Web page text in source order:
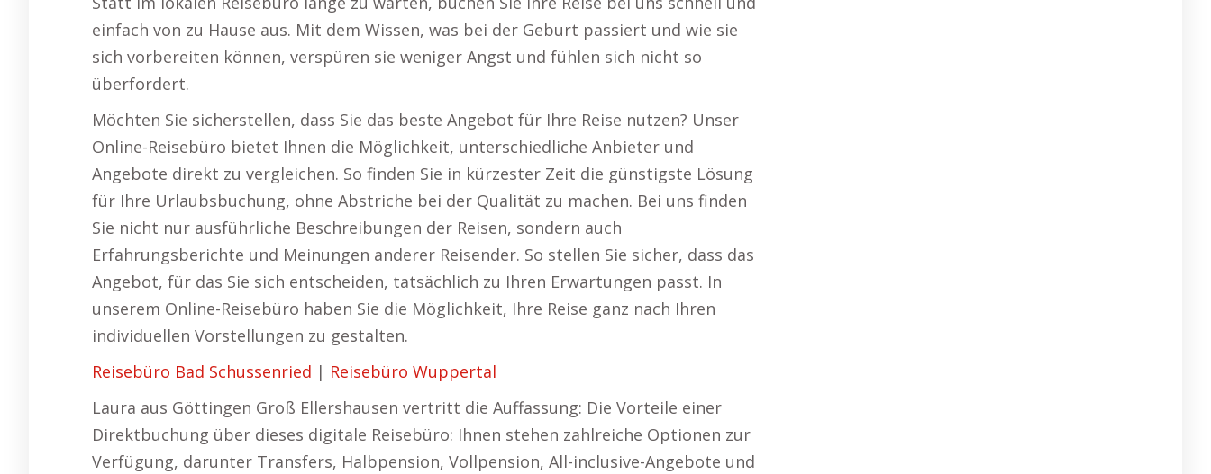
einfach von zu Hause aus. Mit dem Wissen, was bei der Geburt passiert und wie sie
sich vorbereiten können, verspüren sie weniger Angst und fühlen sich nicht so
überfordert.
Möchten Sie sicherstellen, dass Sie das beste Angebot für Ihre Reise nutzen? Unser
Online-Reisebüro bietet Ihnen die Möglichkeit, unterschiedliche Anbieter und
Angebote direkt zu vergleichen. So finden Sie in kürzester Zeit die günstigste Lösung
für Ihre Urlaubsbuchung, ohne Abstriche bei der Qualität zu machen. Bei uns finden
Sie nicht nur ausführliche Beschreibungen der Reisen, sondern auch
Erfahrungsberichte und Meinungen anderer Reisender. So stellen Sie sicher, dass das
Angebot, für das Sie sich entscheiden, tatsächlich zu Ihren Erwartungen passt. In
unserem Online-Reisebüro haben Sie die Möglichkeit, Ihre Reise ganz nach Ihren
individuellen Vorstellungen zu gestalten.
Reisebüro Bad Schussenried | Reisebüro Wuppertal
Laura aus Göttingen Groß Ellershausen vertritt die Auffassung: Die Vorteile einer
Direktbuchung über dieses digitale Reisebüro: Ihnen stehen zahlreiche Optionen zur
Verfügung, darunter Transfers, Halbpension, Vollpension, All-inclusive-Angebote und